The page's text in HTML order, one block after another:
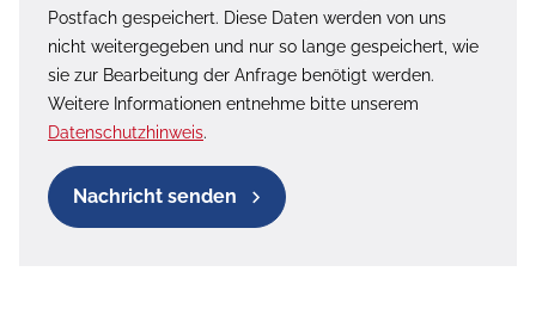
Postfach gespeichert. Diese Daten werden von uns
nicht weitergegeben und nur so lange gespeichert, wie
sie zur Bearbeitung der Anfrage benötigt werden.
Weitere Informationen entnehme bitte unserem
Datenschutzhinweis.
Nachricht senden